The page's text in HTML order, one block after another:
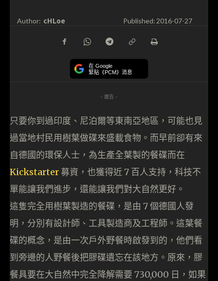
Author: cHLoe Published:2016-07-27
在 Google
緊貼《PCM》消息
- 廣告 -
只要你到過印度、尼泊爾等東南亞地區，可能也見
過當地村民用樹葉做碟來盛載食物。而早前卻有來
自德國的環保人士，為生產全葉製的餐碟而在
Kickstarter 募資，也獲得近 7 百人支持，科技不
單能讓我們進步，還能讓我們對大自然更好。
這隻完全用樹葉製造的餐碟，是由 7 個德國人發
明，分別有設計師、工具製造商及工程師。這葉餐
碟的概念，是由一次戶外野餐時啟發到的，他們看
到旁邊的人野餐後把膠碟遺忘在該地方。原來，膠
餐具要在大自然中完全降解需要 730,000 日，如果